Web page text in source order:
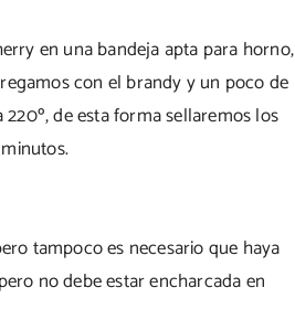
en una bandeja apta para horno,
con el brandy y un poco de
de esta forma sellaremos los
tampoco es necesario que haya
no debe estar encharcada en